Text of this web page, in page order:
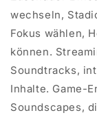
wechseln,
Fokus wählen,
können.
Soundtracks,
Inhalte. Game-
Soundscapes,